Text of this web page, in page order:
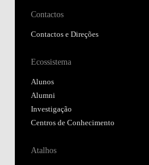
Contactos
Contactos e Direções
Ecossistema
Alunos
Alumni
Investigação
Centros de Conhecimento
Atalhos